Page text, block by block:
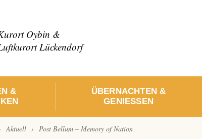
Oybin &
Lückendorf
&
ÜBERNACHTEN &
GENIESSEN
Aktuell › Post Bellum – Memory of Nation